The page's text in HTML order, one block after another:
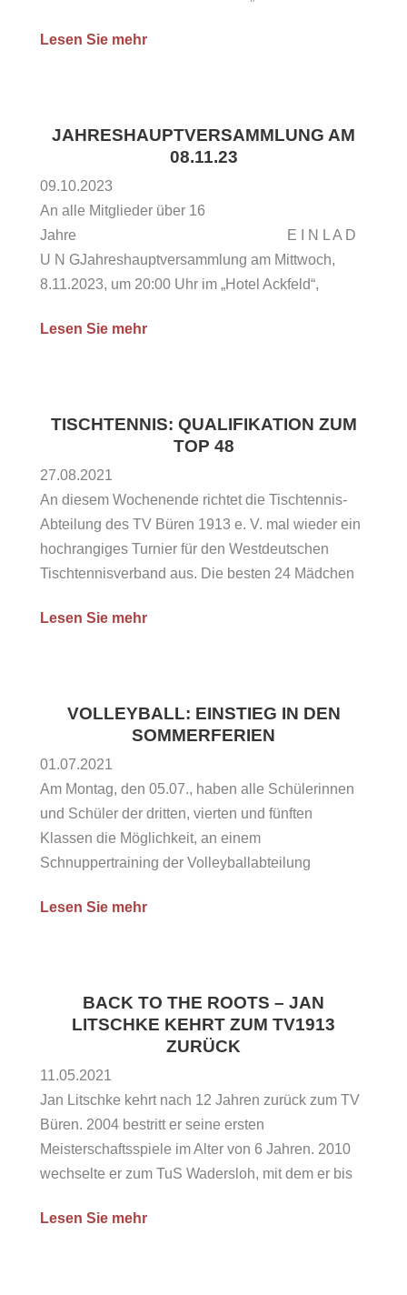
Abteilungsleiters Berichte aus den Mannschaften/
Mitglieder ab 16 Jahren. Es ist viel passiert im
letzten Jahr und es gibt einiges zu...
Lesen Sie mehr
JAHRESHAUPTVERSAMMLUNG AM
08.11.23
09.10.2023
An alle Mitglieder über 16
Jahre E I N L A D
U N GJahreshauptversammlung am Mittwoch,
8.11.2023, um 20:00 Uhr im „Hotel Ackfeld“,
Begrüßung2. Genehmigung des Protokolls
Tischtennisabteilung c. Turnabteilung
d. Volleyballabteilung e. Kickboxen
f. ...
Lesen Sie mehr
TISCHTENNIS: QUALIFIKATION ZUM
TOP 48
27.08.2021
An diesem Wochenende richtet die Tischtennis-
Abteilung des TV Büren 1913 e. V. mal wieder ein
hochrangiges Turnier für den Westdeutschen
Tischtennisverband aus. Die besten 24 Mädchen
ermitteln in der Dreifachsporthalle „Alte Schanze“
entnehmt...
Lesen Sie mehr
VOLLEYBALL: EINSTIEG IN DEN
SOMMERFERIEN
01.07.2021
Am Montag, den 05.07., haben alle Schülerinnen
und Schüler der dritten, vierten und fünften
Klassen die Möglichkeit, an einem
Schnuppertraining der Volleyballabteilung
bietet am Montagmittag ein einführendes Training
Lesen Sie mehr
BACK TO THE ROOTS – JAN
LITSCHKE KEHRT ZUM TV1913
ZURÜCK
11.05.2021
Jan Litschke kehrt nach 12 Jahren zurück zum TV
Büren. 2004 bestritt er seine ersten
Meisterschaftsspiele im Alter von 6 Jahren. 2010
wechselte er zum TuS Wadersloh, mit dem er bis
2013 weiter zum LTV Lippstadt. Mit der
Lesen Sie mehr